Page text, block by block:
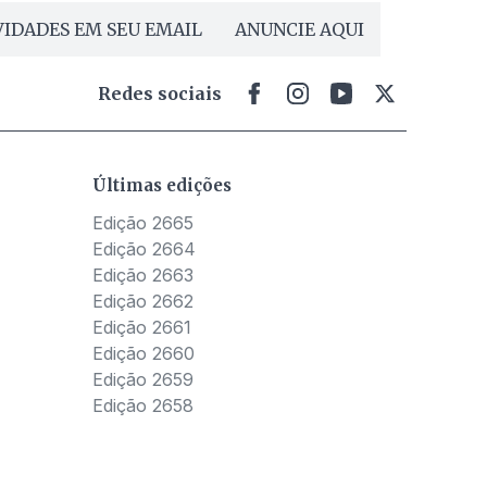
EM SEU EMAIL ANUNCIE AQUI
Redes sociais
Últimas edições
Edição 2665
Edição 2664
Edição 2663
Edição 2662
Edição 2661
Edição 2660
Edição 2659
Edição 2658